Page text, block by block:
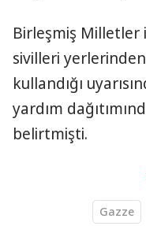
Birleşmiş Milletler
sivilleri
kullandığı
yardım
belirtmişti.
Gazze